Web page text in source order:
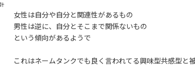
女性は自分や自分と関連性があるもの
男性は逆に、自分とそこまで関係ないもの
という傾向があるようで
これはネームタンクでも良く言われてる興味型共感型と